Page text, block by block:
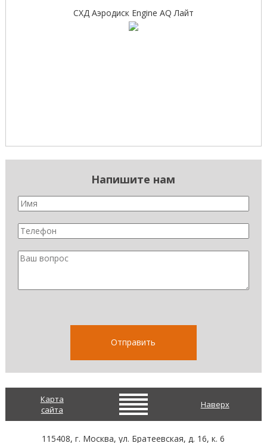
СХД Аэродиск Engine AQ Лайт
Напишите нам
Карта
сайта
Наверх
115408, г. Москва,ул. Братеевская, д. 16, к. 6